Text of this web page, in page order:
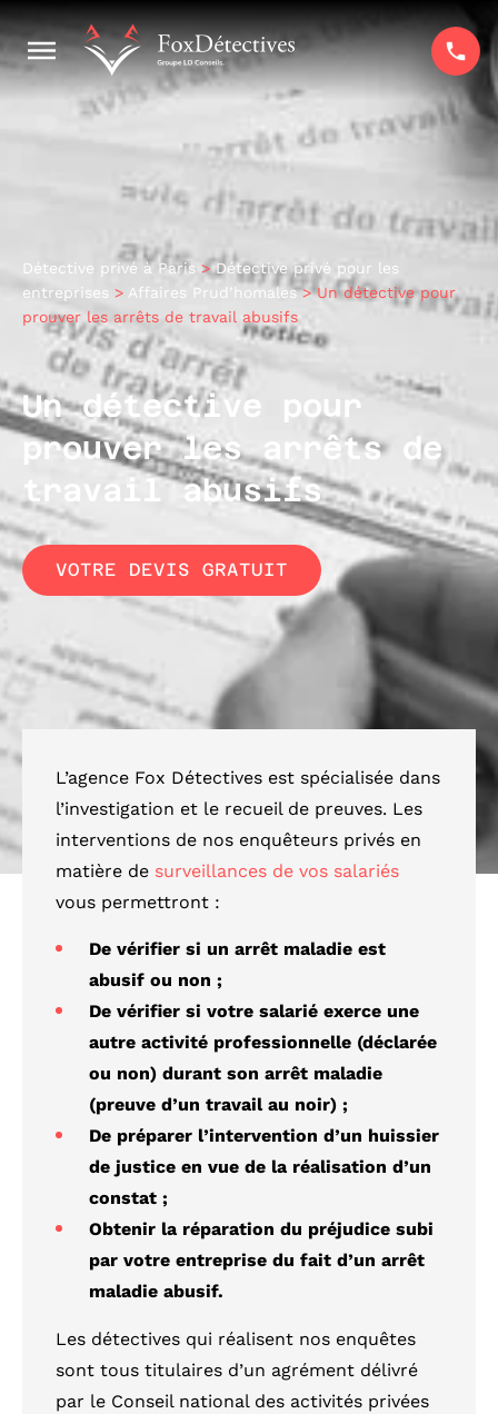
Détective privé à Paris >Détective privé pour les
entreprises > Affaires Prud’homales>Un détective pour
prouver les arrêts de travail abusifs
Un détective pour
prouver les arrêts de
travail abusifs
VOTRE DEVIS GRATUIT
L’agence Fox Détectives est spécialisée dans
l’investigation et le recueil de preuves. Les
interventions de nos enquêteurs privés en
matière de surveillances de vos salariés
vous permettront :
De vérifier si un arrêt maladie est
abusif ou non ;
De vérifier si votre salarié exerce une
autre activité professionnelle (déclarée
ou non) durant son arrêt maladie
(preuve d’un travail au noir) ;
De préparer l’intervention d’un huissier
de justice en vue de la réalisation d’un
constat ;
Obtenir la réparation du préjudice subi
par votre entreprise du fait d’un arrêt
maladie abusif.
Les détectives qui réalisent nos enquêtes
sont tous titulaires d’un agrément délivré
par le Conseil national des activités privées